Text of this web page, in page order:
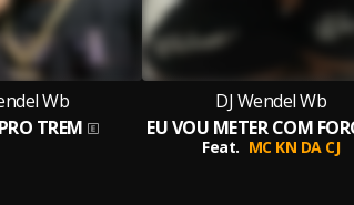
Wb
TREM
DJ Wendel Wb
Feat. MC KN DA CJ